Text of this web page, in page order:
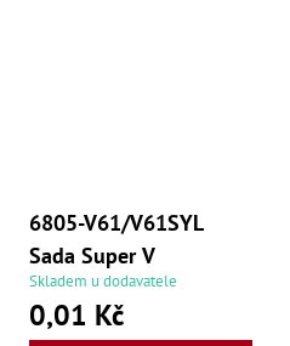
6805-V61/V61SYL
Sada Super V
Skladem u dodavatele
0,01 Kč